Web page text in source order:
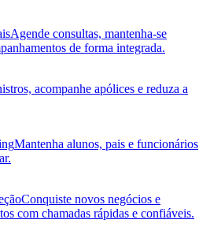
Agende consultas, mantenha-se
de forma integrada.
acompanhe apólices e reduza a
Mantenha alunos, pais e funcionários
Conquiste novos negócios e
com chamadas rápidas e confiáveis.